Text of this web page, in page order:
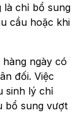
là chỉ bổ sung
cầu hoặc khi
ngày có
đối. Việc
sinh lý chỉ
bổ sung vượt